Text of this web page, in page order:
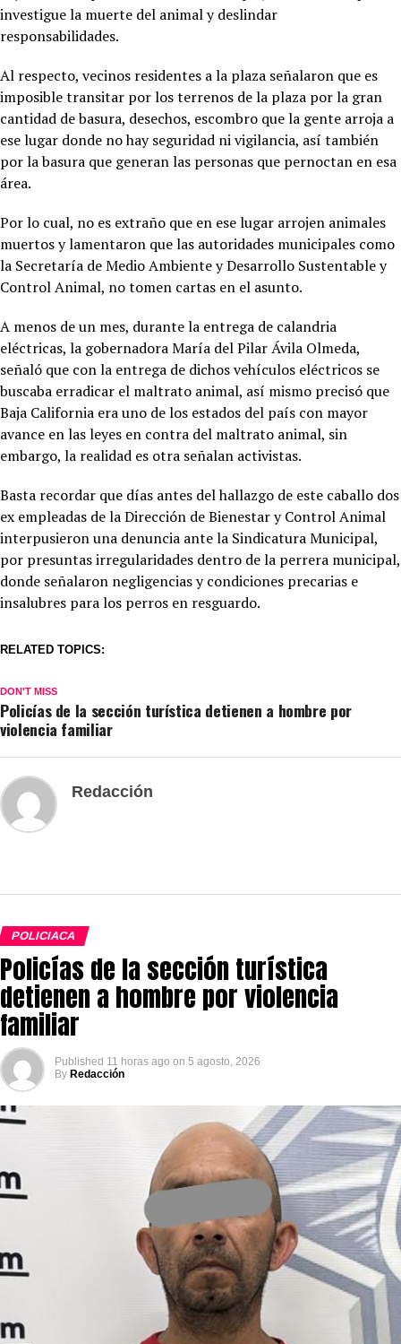
investigue la muerte del animal y deslindar
responsabilidades.
Al respecto, vecinos residentes a la plaza señalaron que es
imposible transitar por los terrenos de la plaza por la gran
cantidad de basura, desechos, escombro que la gente arroja a
ese lugar donde no hay seguridad ni vigilancia, así también
por la basura que generan las personas que pernoctan en esa
área.
Por lo cual, no es extraño que en ese lugar arrojen animales
muertos y lamentaron que las autoridades municipales como
la Secretaría de Medio Ambiente y Desarrollo Sustentable y
Control Animal, no tomen cartas en el asunto.
A menos de un mes, durante la entrega de calandria
eléctricas, la gobernadora María del Pilar Ávila Olmeda,
señaló que con la entrega de dichos vehículos eléctricos se
buscaba erradicar el maltrato animal, así mismo precisó que
Baja California era uno de los estados del país con mayor
avance en las leyes en contra del maltrato animal, sin
embargo, la realidad es otra señalan activistas.
Basta recordar que días antes del hallazgo de este caballo dos
ex empleadas de la Dirección de Bienestar y Control Animal
interpusieron una denuncia ante la Sindicatura Municipal,
por presuntas irregularidades dentro de la perrera municipal,
donde señalaron negligencias y condiciones precarias e
insalubres para los perros en resguardo.
RELATED TOPICS:
DON'T MISS
Policías de la sección turística detienen a hombre por
violencia familiar
Redacción
POLICIACA
Policías de la sección turística
detienen a hombre por violencia
familiar
Published 11 horas ago on 5 agosto, 2026
By Redacción